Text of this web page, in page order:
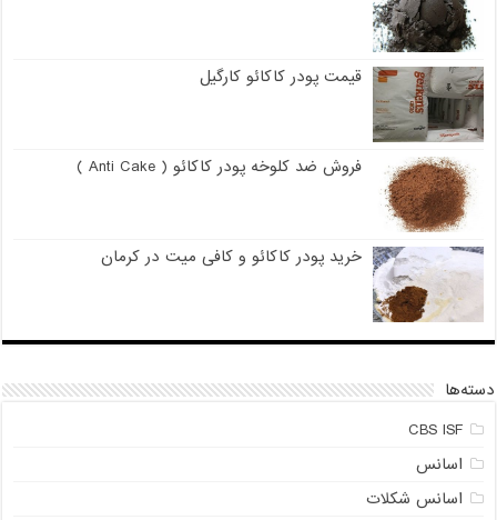
قیمت پودر کاکائو کارگیل
فروش ضد کلوخه پودر کاکائو ( Anti Cake )
خرید پودر کاکائو و کافی میت در کرمان
دسته‌ها
CBS ISF
اسانس
اسانس شکلات